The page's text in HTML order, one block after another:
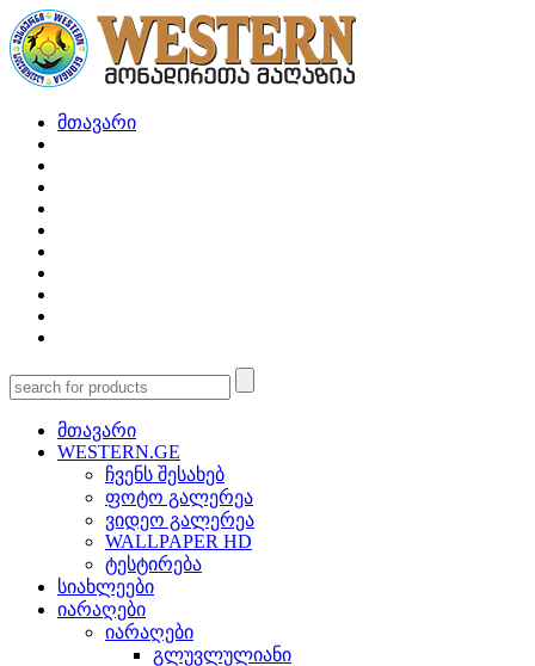
მთავარი
მთავარი
WESTERN.GE
ჩვენს შესახებ
ფოტო გალერეა
ვიდეო გალერეა
WALLPAPER HD
ტესტირება
სიახლეები
იარაღები
იარაღები
გლუვლულიანი